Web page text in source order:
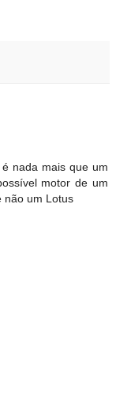
nada mais que um
motor de um
não um Lotus